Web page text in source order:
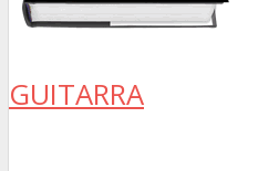
GUITARRA